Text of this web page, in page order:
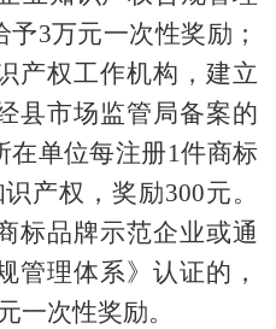
3万元一次性奖励；
产权工作机构，建立
县市场监管局备案的
在单位每注册1件商标
产权，奖励300元。
标品牌示范企业或通
管理体系》认证的，
一次性奖励。